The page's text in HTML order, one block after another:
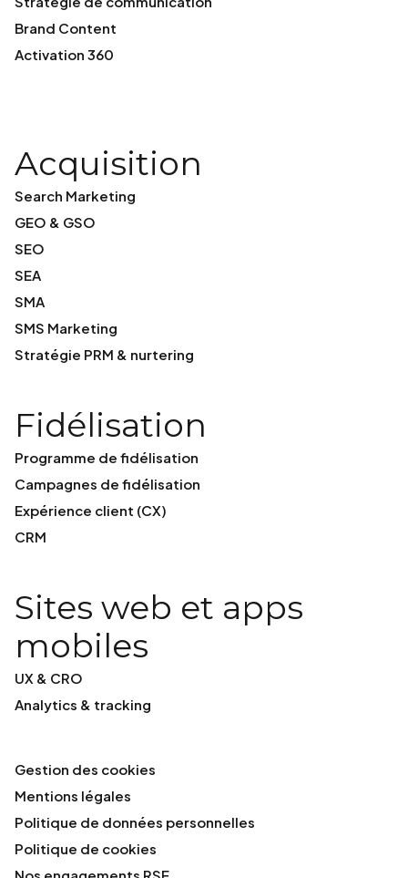
Brand Content
Activation 360
Acquisition
Search Marketing
GEO & GSO
SEO
SEA
SMA
SMS Marketing
Stratégie PRM & nurtering
Fidélisation
Programme de fidélisation
Campagnes de fidélisation
Expérience client (CX)
CRM
Sites web et apps
mobiles
UX & CRO
Analytics & tracking
Gestion des cookies
Mentions légales
Politique de données personnelles
Politique de cookies